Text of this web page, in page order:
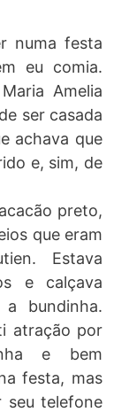
numa festa
eu comia.
Amelia
ser casada
achava que
e, sim, de
preto,
que eram
Estava
e calçava
bundinha.
atração por
e bem
festa, mas
seu telefone